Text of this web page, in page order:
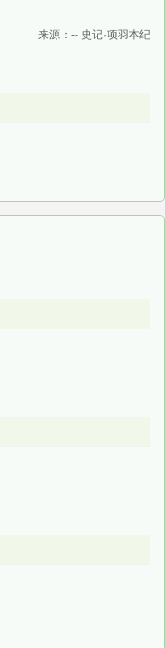
来源：-- 史记·项羽本纪